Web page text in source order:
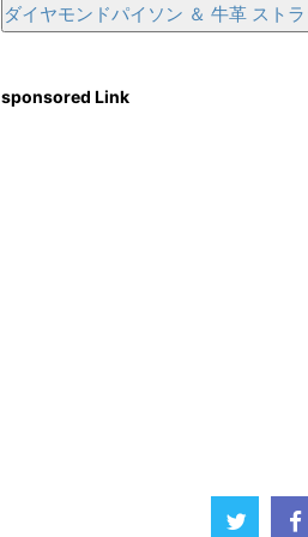
ダイヤモンドパイソン ＆ 牛革 スト
sponsored Link